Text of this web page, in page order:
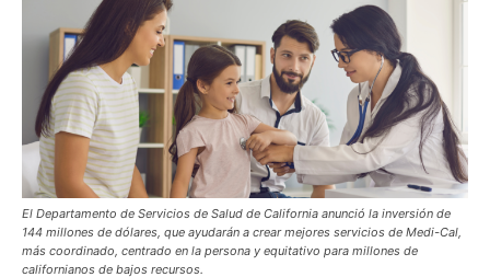
El Departamento de Servicios de Salud de California anunció la inversión de
144 millones de dólares, que ayudarán a crear mejores servicios de Medi-Cal,
más coordinado, centrado en la persona y equitativo para millones de
californianos de bajos recursos.